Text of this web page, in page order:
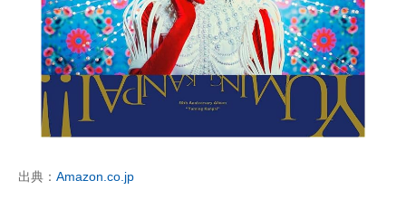
出典： Amazon.co.jp